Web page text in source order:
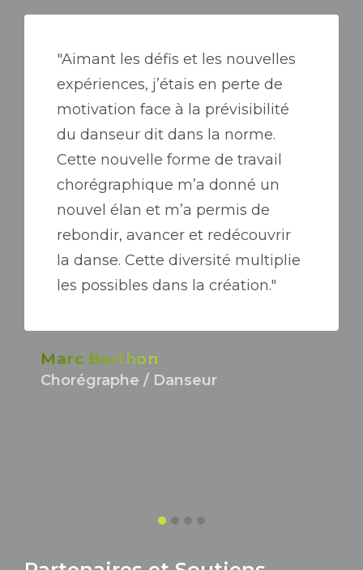
"Aimant les défis et les nouvelles
expériences, j’étais en perte de
motivation face à la prévisibilité
du danseur dit dans la norme.
Cette nouvelle forme de travail
chorégraphique m’a donné un
nouvel élan et m’a permis de
rebondir, avancer et redécouvrir
la danse. Cette diversité multiplie
les possibles dans la création."
Marc Berthon
Chorégraphe / Danseur